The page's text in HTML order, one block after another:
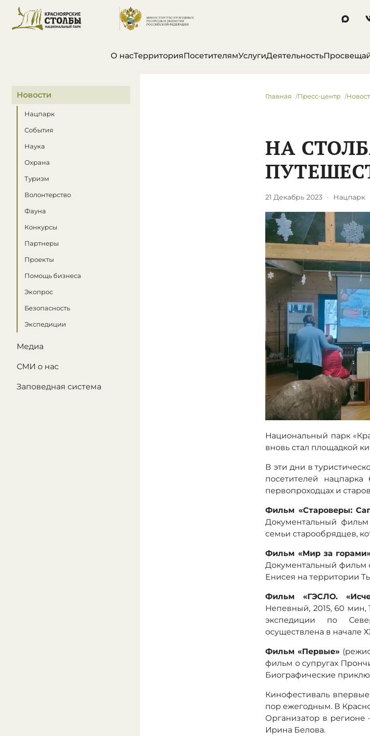
О насТерриторияПосетителямУслугиДеятельность
В этом разделе
Новости
Нацпарк
События
Наука
Охрана
Туризм
Волонтерство
Фауна
Конкурсы
Партнеры
Проекты
Помощь бизнеса
Экопрос
Безопасность
Экспедиции
Медиа
СМИ о нас
Заповедная система
Главная Пресс-центр
​НА
21 Декабрь 2023 · Нацпарк
Национальный парк
вновь стал площадкой
В эти дни в
посетителей
первопроходцах и
Фильм «Староверы:
Документальный фильм
семьи старообрядцев,
Фильм «Мир за
Документальный фильм
Енисея на территории
Фильм «ГЭСЛО.
Непевный, 2015, 60 мин,
экспедиции по
осуществлена в начале
Фильм «Первые»
фильм о супругах
Биографические
Кинофестиваль впервые
пор ежегодным. В
Организатор в регионе
Ирина Белова.